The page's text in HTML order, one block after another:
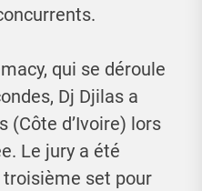
qui se déroule
Dj Djilas a
(Côte d’Ivoire) lors
Le jury a été
troisième set pour